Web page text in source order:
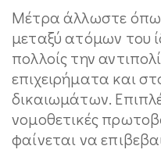
Μέτρα άλλωστε
μεταξύ ατόμων του
πολλοίς την
επιχειρήματα και
δικαιωμάτων.
νομοθετικές
φαίνεται να